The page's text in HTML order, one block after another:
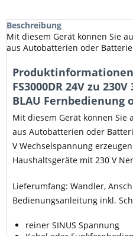
Beschreibung
Mit diesem Gerät können Sie
aus Autobatterien oder
FS3000DR 24V zu
BLAU Fernbedienung
Mit diesem Gerät können Sie
aus Autobatterien oder
V Wechselspannung
Haushaltsgeräte mit 230 V
Lieferumfang: Wandler,
Bedienungsanleitung inkl.
reiner SINUS Spannung